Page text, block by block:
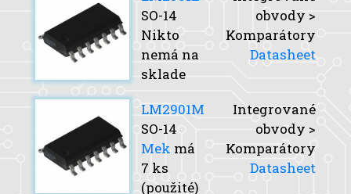
SO-14
Nikto
nemá na
sklade
obvody >
Komparátory
Datasheet
LM2901M
SO-14
Mek má
7 ks
(použité)
Integrované
obvody >
Komparátory
Datasheet